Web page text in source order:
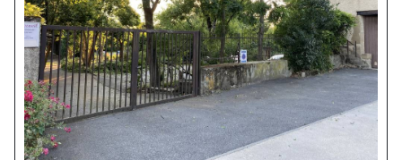
Strijkijzer en -plank
Magnetron
Koelkast
Haardroger
Handdoekdroogrek